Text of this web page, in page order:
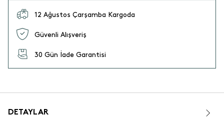
12 Ağustos Çarşamba Kargoda
Güvenli Alışveriş
30 Gün İade Garantisi
DETAYLAR